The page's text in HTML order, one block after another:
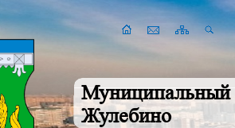
Муниципальный
Жулебино